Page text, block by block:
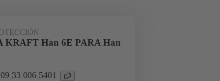
KRAFT Han 6E PARA Han
33 006 5401